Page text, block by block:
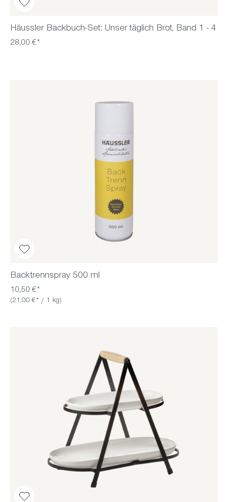
Häussler Backbuch-Set: Unser täglich Brot, Band 1 - 4
28,00 €*
Backtrennspray 500 ml
10,50 €*
(21,00 €* / 1 kg)